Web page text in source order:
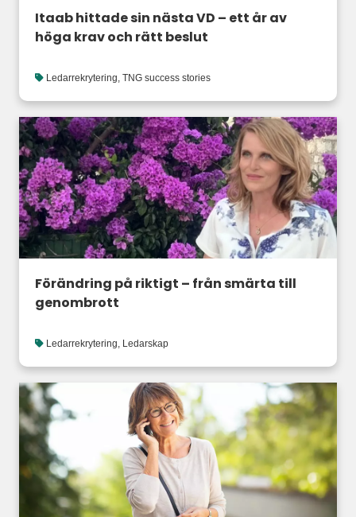
Itaab hittade sin nästa VD – ett år av
höga krav och rätt beslut
Ledarrekrytering, TNG success stories
Förändring på riktigt – från smärta till
genombrott
Ledarrekrytering, Ledarskap